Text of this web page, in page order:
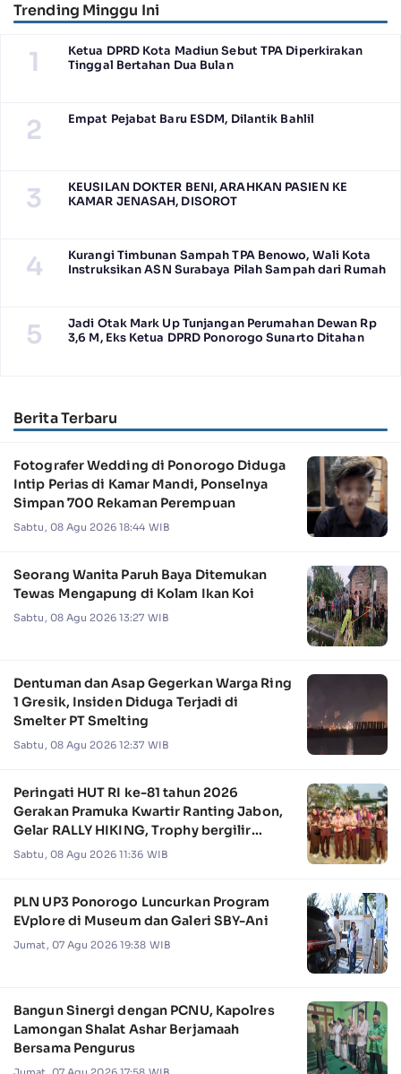
Trending Minggu Ini
1
Ketua DPRD Kota Madiun Sebut TPA Diperkirakan
Tinggal Bertahan Dua Bulan
2 Empat Pejabat Baru ESDM, Dilantik Bahlil
3
KEUSILAN DOKTER BENI, ARAHKAN PASIEN KE
KAMAR JENASAH, DISOROT
4
Kurangi Timbunan Sampah TPA Benowo, Wali Kota
Instruksikan ASN Surabaya Pilah Sampah dari Rumah
5
Jadi Otak Mark Up Tunjangan Perumahan Dewan Rp
3,6 M, Eks Ketua DPRD Ponorogo Sunarto Ditahan
Berita Terbaru
Fotografer Wedding di Ponorogo Diduga
Intip Perias di Kamar Mandi, Ponselnya
Simpan 700 Rekaman Perempuan
Sabtu, 08 Agu 2026 18:44 WIB
Seorang Wanita Paruh Baya Ditemukan
Tewas Mengapung di Kolam Ikan Koi
Sabtu, 08 Agu 2026 13:27 WIB
Dentuman dan Asap Gegerkan Warga Ring
1 Gresik, Insiden Diduga Terjadi di
Smelter PT Smelting
Sabtu, 08 Agu 2026 12:37 WIB
Peringati HUT RI ke-81 tahun 2026
Gerakan Pramuka Kwartir Ranting Jabon,
Gelar RALLY HIKING, Trophy bergilir
Camat Jabon
Sabtu, 08 Agu 2026 11:36 WIB
PLN UP3 Ponorogo Luncurkan Program
EVplore di Museum dan Galeri SBY-Ani
Jumat, 07 Agu 2026 19:38 WIB
Bangun Sinergi dengan PCNU, Kapolres
Lamongan Shalat Ashar Berjamaah
Bersama Pengurus